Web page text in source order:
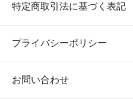
特定商取引法に基づく表記
プライバシーポリシー
お問い合わせ